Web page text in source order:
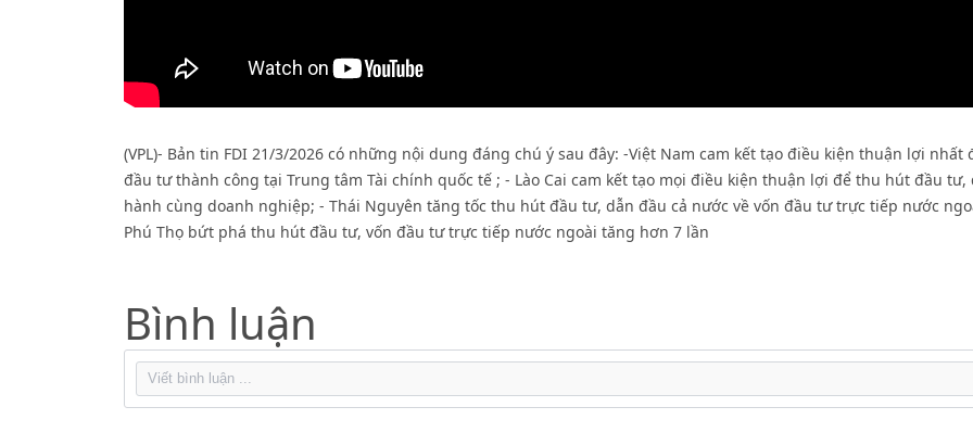
(VPL)- Bản tin FDI 21/3/2026 có những nội dung đáng chú ý sau đây: -Việt Nam cam kết tạo điều kiện thuận lợi nhất
đầu tư thành công tại Trung tâm Tài chính quốc tế ; - Lào Cai cam kết tạo mọi điều kiện thuận lợi để thu hút đầu tư,
hành cùng doanh nghiệp; - Thái Nguyên tăng tốc thu hút đầu tư, dẫn đầu cả nước về vốn đầu tư trực tiếp nước
Phú Thọ bứt phá thu hút đầu tư, vốn đầu tư trực tiếp nước ngoài tăng hơn 7 lần
Bình luận